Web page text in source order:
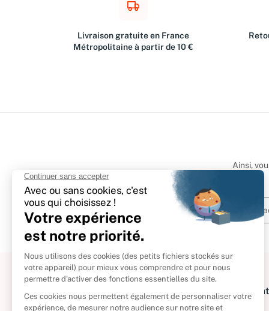
Livraison gratuite en France
Métropolitaine à partir de 10 €
Ainsi,
À propos